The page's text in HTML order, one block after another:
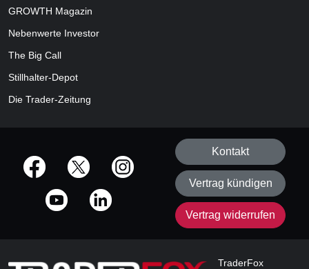
GROWTH Magazin
Nebenwerte Investor
The Big Call
Stillhalter-Depot
Die Trader-Zeitung
offizielle Social Media-Accounts
Kontakt
Vertrag kündigen
Vertrag widerrufen
TraderFox